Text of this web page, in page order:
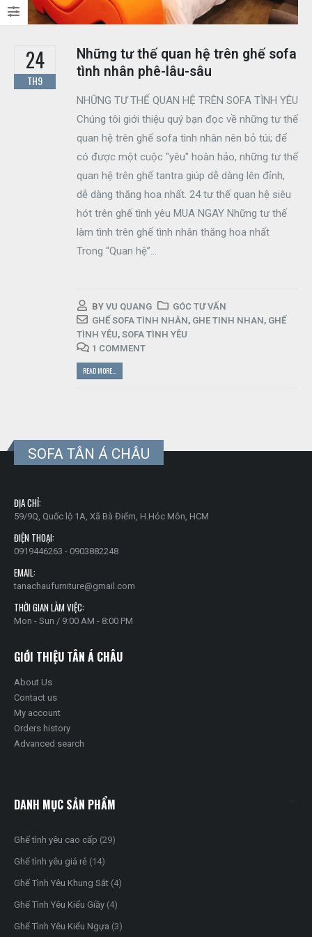
24
TH9
Những tư thế quan hệ trên ghế sofa
tình nhân phê-lâu-sâu
NHỮNG TƯ THẾ QUAN HỆ TRÊN SOFA TÌNH YÊU
Chúng tôi giới thiệu quý bạn đọc về những tư thế
quan hệ trên ghế sofa tình nhân nên bỏ túi; để
có được một cuộc "yêu" hoàn hảo, những tư thế
quan hệ trên ghế tantra giúp dễ dàng lên đỉnh,
dễ dàng thăng hoa nhất. 24 tư thế quan hệ siêu
hót trên ghế tình yêu MUA NGAY Những tư thế
làm tình trên ghế tình nhân thăng hoa nhất
Trong “Quan hệ”...
BY VU QUANG
GÓC TƯ VẤN
GHẾ SOFA TÌNH NHÂN, GHE TINH NHAN, GHẾ
TÌNH YÊU, SOFA TÌNH YÊU
1 COMMENT
READ MORE...
Tháng mười 12, 2023
Ghế Tình Yêu và
Tháng chín 26, 2023
SOFA TÂN Á CHÂU
ĐỊA CHỈ:
59/9Q, Quốc lộ 1A, Xã Bà Điểm, H.Hóc Môn, HCM
ĐIỆN THOẠI:
0919446263 - 0903882248
EMAIL:
tanachaufurniture@gmail.com
THỜI GIAN LÀM VIỆC:
Mon - Sun / 9:00 AM - 8:00 PM
GIỚI THIỆU TÂN Á CHÂU
About Us
Contact us
My account
Orders history
Advanced search
DANH MỤC SẢN PHẨM
Ghế tình yêu cao cấp (29)
Ghế tình yêu giá rẻ (14)
Ghế Tình Yêu Khung Sắt (4)
Ghế Tình Yêu Kiểu Giầy (4)
Ghế Tình Yêu Kiểu Ngựa (3)